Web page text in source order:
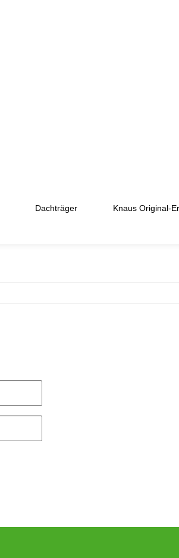
Dachträger Knaus Original-